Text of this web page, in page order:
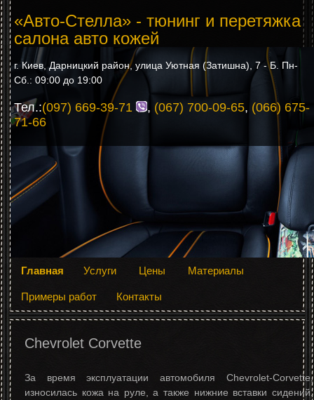
«Авто-Стелла» - тюнинг и перетяжка
салона авто кожей
г. Киев, Дарницкий район, улица Уютная (Затишна), 7 - Б. Пн-
Сб.: 09:00 до 19:00
Тел.:(097) 669-39-71 , (067) 700-09-65, (066) 675-
71-66
Главная Услуги Цены Материалы
Примеры работ Контакты
Chevrolet Corvette
За время эксплуатации автомобиля Chevrolet-Corvette,
износилась кожа на руле, а также нижние вставки сидений.